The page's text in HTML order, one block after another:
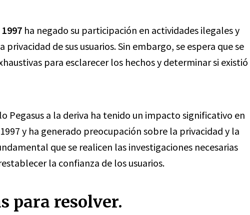
ha negado su participación en actividades ilegales y
de sus usuarios. Sin embargo, se espera que se
para esclarecer los hechos y determinar si existió
Pegasus a la deriva ha tenido un impacto significativo en
y ha generado preocupación sobre la privacidad y la
que se realicen las investigaciones necesarias
la confianza de los usuarios.
para resolver.